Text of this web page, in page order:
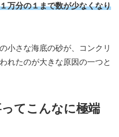
万分の１まで数が少なくなり
小さな海底の砂が、コンクリ
れたのが大きな原因の一つと
てこんなに極端